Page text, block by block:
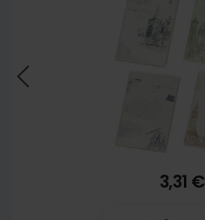
3,31 €